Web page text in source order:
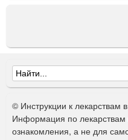
Ф
о
р
м
© Инструкции к лекарствам
Информация по лекарствам
ознакомления, а не для